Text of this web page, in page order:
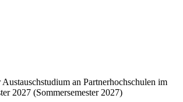
Austauschstudium an Partnerhochschulen im
2027 (Sommersemester 2027)